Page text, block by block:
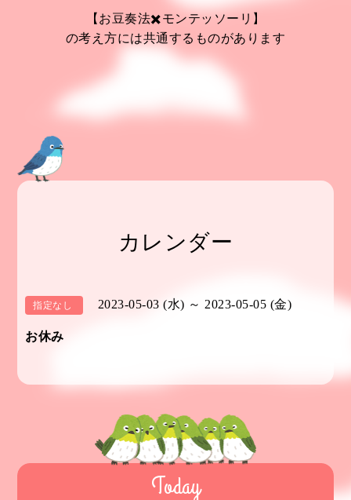
【お豆奏法✖️モンテッソーリ】
の考え方には共通するものがあります
カレンダー
指定なし 2023-05-03 (水) ～ 2023-05-05 (金)
お休み
Today